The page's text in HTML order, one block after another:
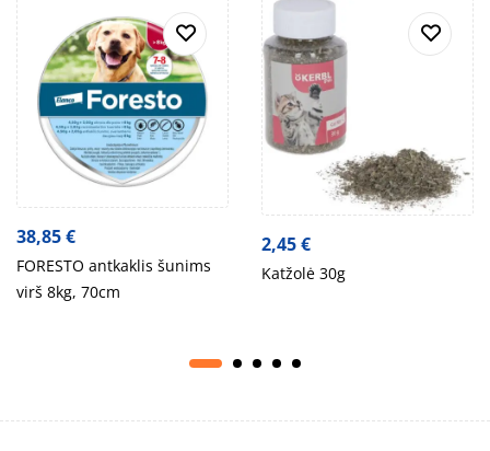
38,85€
FORESTO antkaklis šunims
virš 8kg, 70cm
2,45€
Katžolė 30g